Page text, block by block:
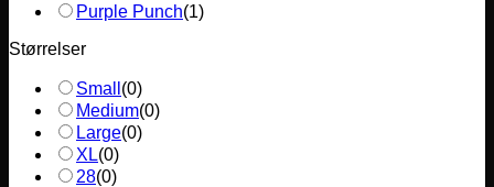
Purple Punch(1)
Størrelser
Small (0)
Medium(0)
Large(0)
XL(0)
28(0)